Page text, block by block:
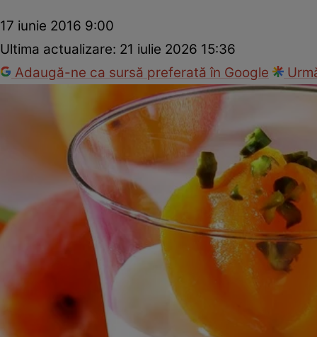
17 iunie 2016 9:00
Ultima actualizare: 21 iulie 2026 15:36
Adaugă-ne ca sursă preferată în Google